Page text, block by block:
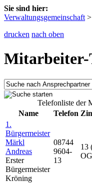
Sie sind hier:
Verwaltungsgemeinschaft >
drucken nach oben
Mitarbeiter-
Telefonliste der
Name
Telefon
1.
Bürgermeister
Märkl
Andreas
Erster
Bürgermeister
Kröning
08744
9604-
13
13